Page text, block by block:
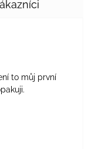
5 hvězdiček.
to můj první
5 hvězdiček.